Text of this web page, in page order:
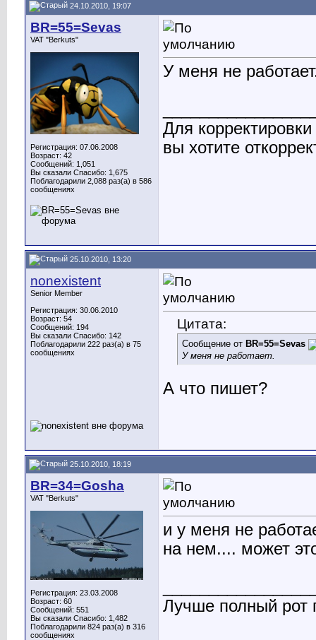
24.10.2010, 19:07
BR=55=Sevas
VAT "Berkuts"
Регистрация: 07.06.2008
Возраст: 42
Сообщений: 1,051
Вы сказали Спасибо: 1,675
Поблагодарили 2,088 раз(а) в 586
сообщениях
У меня не
Для
вы хотите
25.10.2010, 13:20
nonexistent
Senior Member
Регистрация: 30.06.2010
Возраст: 54
Сообщений: 194
Вы сказали Спасибо: 142
Поблагодарили 222 раз(а) в 75
сообщениях
Цитата:
Сообщение от BR=55=Sevas
У меня не работает.
А что пишет?
25.10.2010, 18:19
BR=34=Gosha
VAT "Berkuts"
Регистрация: 23.03.2008
Возраст: 60
Сообщений: 551
Вы сказали Спасибо: 1,482
Поблагодарили 824 раз(а) в 316
сообщениях
и у меня не
на нем.... может
Лучше полный рот